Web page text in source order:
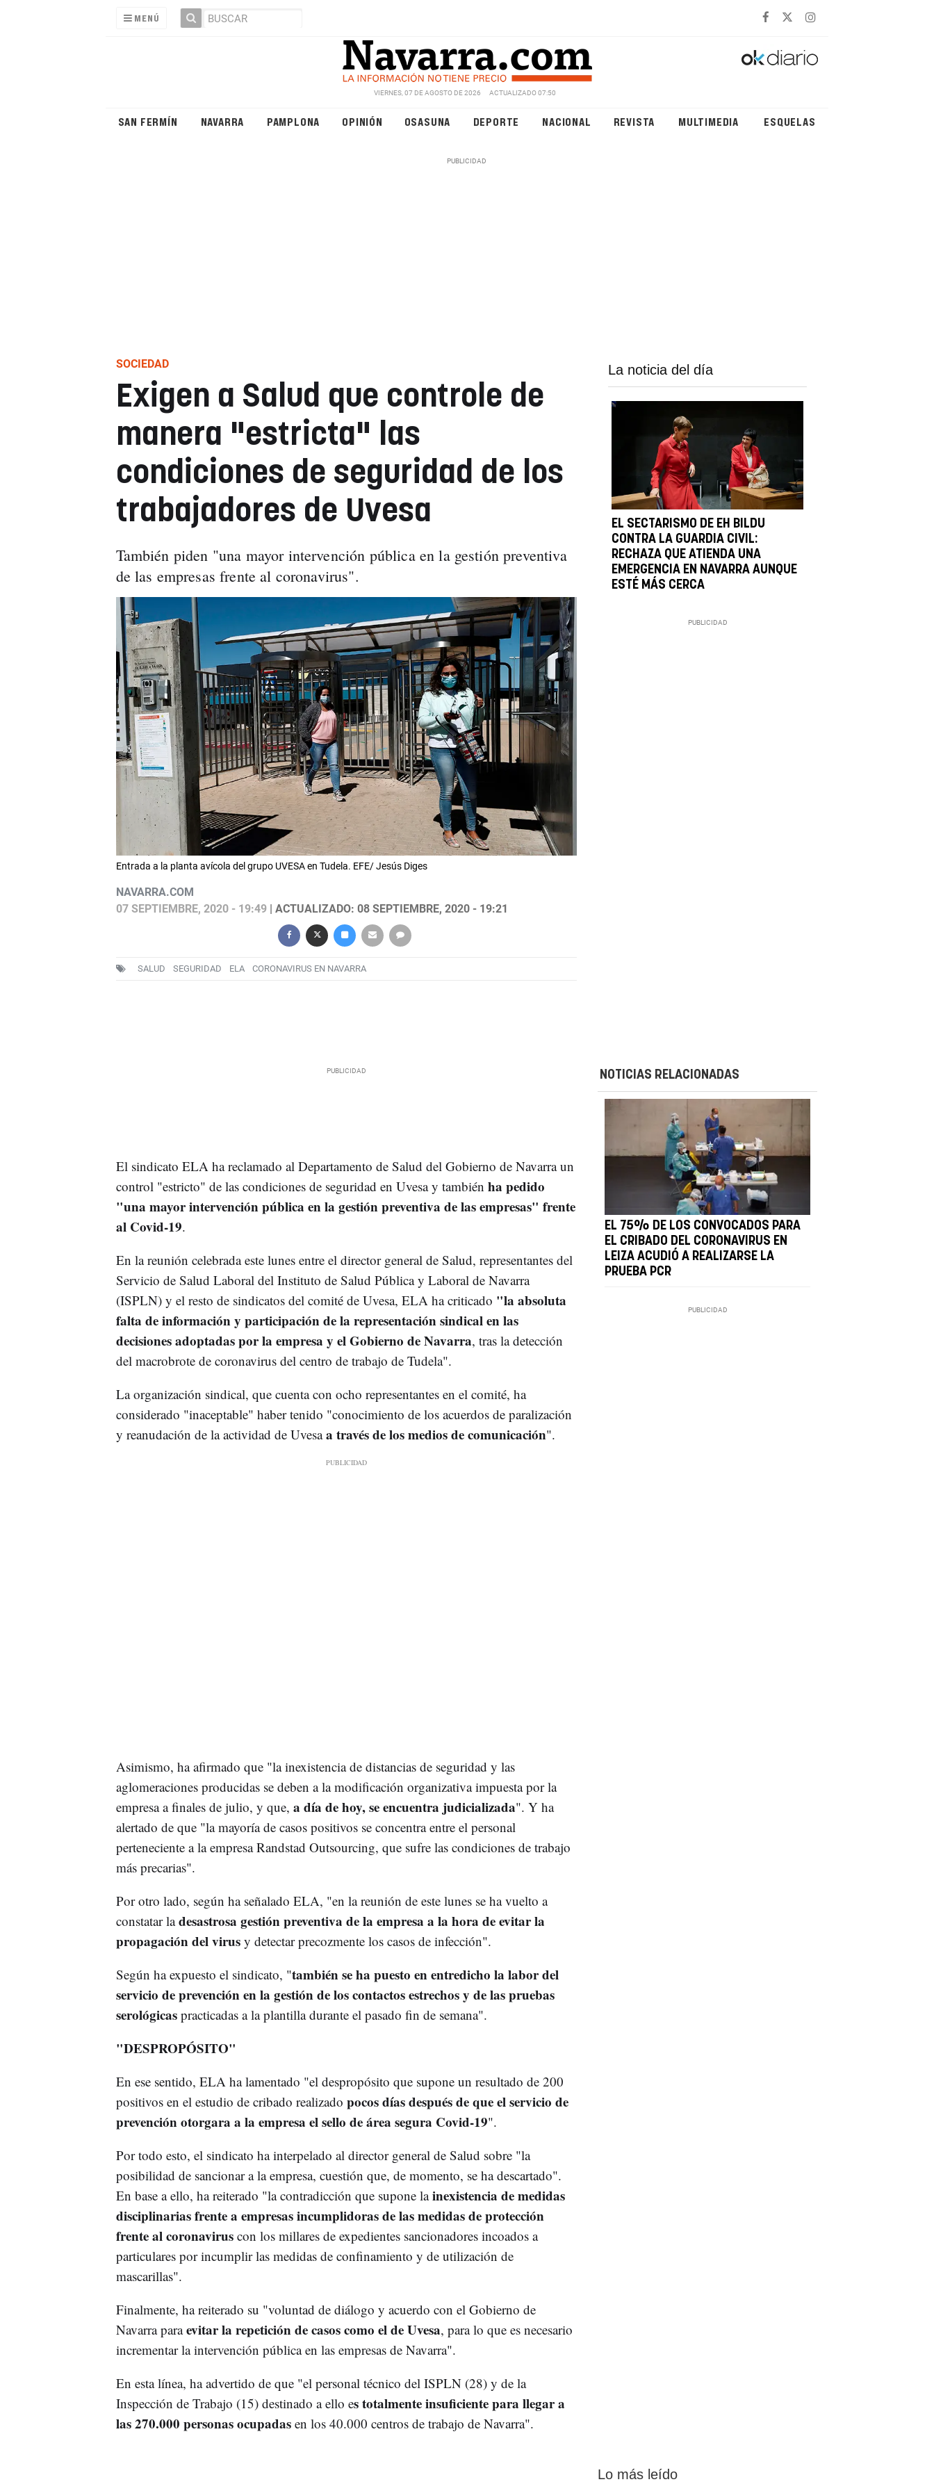
MENÚ
VIERNES, 07 DE AGOSTO DE 2026 ACTUALIZADO 07:50
SAN FERMÍN NAVARRA PAMPLONA OPINIÓN OSASUNA DEPORTE NACIONAL REVISTA MULTIMEDIA ESQUELAS
SOCIEDAD
Exigen a Salud que controle de
manera "estricta" las
condiciones de seguridad de los
trabajadores de Uvesa
También piden "una mayor intervención pública en la gestión preventiva
de las empresas frente al coronavirus".
Entrada a la planta avícola del grupo UVESA en Tudela. EFE/ Jesús Diges
NAVARRA.COM
07 SEPTIEMBRE, 2020 - 19:49| ACTUALIZADO: 08 SEPTIEMBRE, 2020 - 19:21
SALUD SEGURIDAD ELA CORONAVIRUS EN NAVARRA
La noticia del día
EL SECTARISMO DE EH BILDU
CONTRA LA GUARDIA CIVIL:
RECHAZA QUE ATIENDA UNA
EMERGENCIA EN NAVARRA AUNQUE
ESTÉ MÁS CERCA
El sindicato ELA ha reclamado al Departamento de Salud del Gobierno de Navarra un
control "estricto" de las condiciones de seguridad en Uvesa y también ha pedido
"una mayor intervención pública en la gestión preventiva de las empresas" frente
al Covid-19.
En la reunión celebrada este lunes entre el director general de Salud, representantes del
Servicio de Salud Laboral del Instituto de Salud Pública y Laboral de Navarra
(ISPLN) y el resto de sindicatos del comité de Uvesa, ELA ha criticado "la absoluta
falta de información y participación de la representación sindical en las
decisiones adoptadas por la empresa y el Gobierno de Navarra, tras la detección
del macrobrote de coronavirus del centro de trabajo de Tudela".
La organización sindical, que cuenta con ocho representantes en el comité, ha
considerado "inaceptable" haber tenido "conocimiento de los acuerdos de paralización
y reanudación de la actividad de Uvesaa través de los medios de comunicación".
Asimismo, ha afirmado que "la inexistencia de distancias de seguridad y las
aglomeraciones producidas se deben a la modificación organizativa impuesta por la
empresa a finales de julio, y que, a día de hoy, se encuentra judicializada". Y ha
alertado de que "la mayoría de casos positivos se concentra entre el personal
perteneciente a la empresa Randstad Outsourcing, que sufre las condiciones de trabajo
más precarias".
Por otro lado, según ha señalado ELA, "en la reunión de este lunes se ha vuelto a
constatar ladesastrosa gestión preventiva de la empresa a la hora de evitar la
propagación del virus y detectar precozmente los casos de infección".
Según ha expuesto el sindicato, "también se ha puesto en entredicho la labor del
servicio de prevención en la gestión de los contactos estrechos y de las pruebas
serológicaspracticadas a la plantilla durante el pasado fin de semana".
"DESPROPÓSITO"
En ese sentido, ELA ha lamentado "el despropósito que supone un resultado de 200
positivos en el estudio de cribado realizado pocos días después de que el servicio de
prevención otorgara a la empresa el sello de área segura Covid-19".
Por todo esto, el sindicato ha interpelado al director general de Salud sobre "la
posibilidad de sancionar a la empresa, cuestión que, de momento, se ha descartado".
En base a ello, ha reiterado "la contradicción que supone lainexistencia de medidas
disciplinarias frente a empresas incumplidoras de las medidas de protección
frente al coronaviruscon los millares de expedientes sancionadores incoados a
particulares por incumplir las medidas de confinamiento y de utilización de
mascarillas".
Finalmente, ha reiterado su "voluntad de diálogo y acuerdo con el Gobierno de
Navarra paraevitar la repetición de casos como el de Uvesa, para lo que es necesario
incrementar la intervención pública en las empresas de Navarra".
En esta línea, ha advertido de que "el personal técnico del ISPLN (28) y de la
Inspección de Trabajo (15) destinado a ello es totalmente insuficiente para llegar a
las 270.000 personas ocupadasen los 40.000 centros de trabajo de Navarra".
NOTICIAS RELACIONADAS
EL 75% DE LOS CONVOCADOS PARA
EL CRIBADO DEL CORONAVIRUS EN
LEIZA ACUDIÓ A REALIZARSE LA
PRUEBA PCR
Lo más leído